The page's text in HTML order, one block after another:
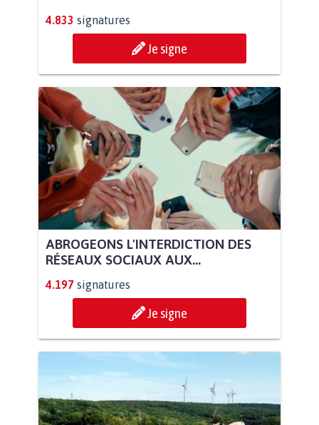
4.833 signatures
Je signe
ABROGEONS L'INTERDICTION DES
RÉSEAUX SOCIAUX AUX...
4.197 signatures
Je signe